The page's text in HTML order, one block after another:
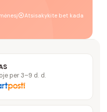
Atsisakykite bet kada
per 3–9 d. d.